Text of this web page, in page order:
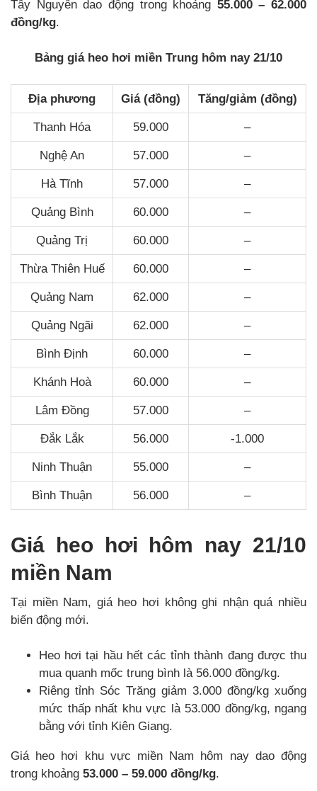
Tây Nguyên dao động trong khoảng 55.000 – 62.000
đồng/kg.
Bảng giá heo hơi miền Trung hôm nay 21/10
Địa phương Giá (đồng) Tăng/giảm (đồng)
Thanh Hóa 59.000 –
Nghệ An 57.000 –
Hà Tĩnh 57.000 –
Quảng Bình 60.000 –
Quảng Trị 60.000 –
Thừa Thiên Huế 60.000 –
Quảng Nam 62.000 –
Quảng Ngãi 62.000 –
Bình Định 60.000 –
Khánh Hoà 60.000 –
Lâm Đồng 57.000 –
Đắk Lắk 56.000 -1.000
Ninh Thuận 55.000 –
Bình Thuận 56.000 –
Giá heo hơi hôm nay 21/10
miền Nam
Tại miền Nam, giá heo hơi không ghi nhận quá nhiều
biến động mới.
Heo hơi tại hầu hết các tỉnh thành đang được thu
mua quanh mốc trung bình là 56.000 đồng/kg.
Riêng tỉnh Sóc Trăng giảm 3.000 đồng/kg xuống
mức thấp nhất khu vực là 53.000 đồng/kg, ngang
bằng với tỉnh Kiên Giang.
Giá heo hơi khu vực miền Nam hôm nay dao động
trong khoảng 53.000 – 59.000 đồng/kg.